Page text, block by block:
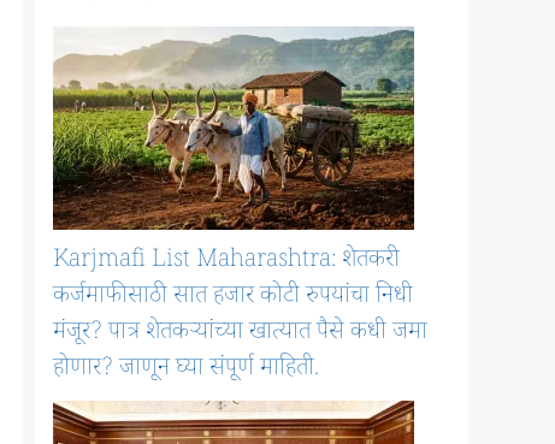
Karjmafi List Maharashtra: शेतकरी
कर्जमाफीसाठी सात हजार कोटी रुपयांचा निधी
मंजूर? पात्र शेतकऱ्यांच्या खात्यात पैसे कधी जमा
होणार? जाणून घ्या संपूर्ण माहिती.